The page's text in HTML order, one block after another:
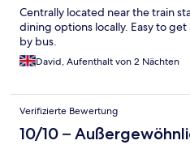
Centrally located near the train
dining options locally. Easy to
by bus.
David, Aufenthalt von 2 Nächten
Verifizierte Bewertung
10/10 –